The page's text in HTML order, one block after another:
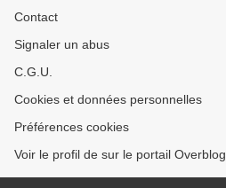
Contact
Signaler un abus
C.G.U.
Cookies et données personnelles
Préférences cookies
Voir le profil de sur le portail Overblog